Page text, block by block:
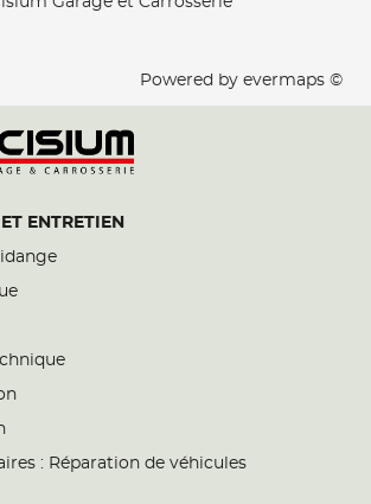
Powered by evermaps ©
ENTRETIEN
: Réparation de véhicules